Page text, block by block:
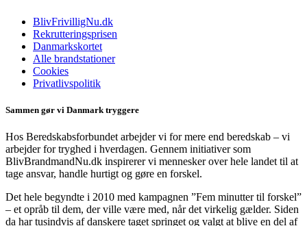
BlivFrivilligNu.dk
Rekrutteringsprisen
Danmarkskortet
Alle brandstationer
Cookies
Privatlivspolitik
Sammen gør vi Danmark tryggere
Hos Beredskabsforbundet arbejder vi for mere end beredskab – vi
arbejder for tryghed i hverdagen. Gennem initiativer som
BlivBrandmandNu.dk inspirerer vi mennesker over hele landet til at
tage ansvar, handle hurtigt og gøre en forskel.
Det hele begyndte i 2010 med kampagnen ”Fem minutter til forskel”
– et opråb til dem, der ville være med, når det virkelig gælder. Siden
da har tusindvis af danskere taget springet og valgt at blive en del af